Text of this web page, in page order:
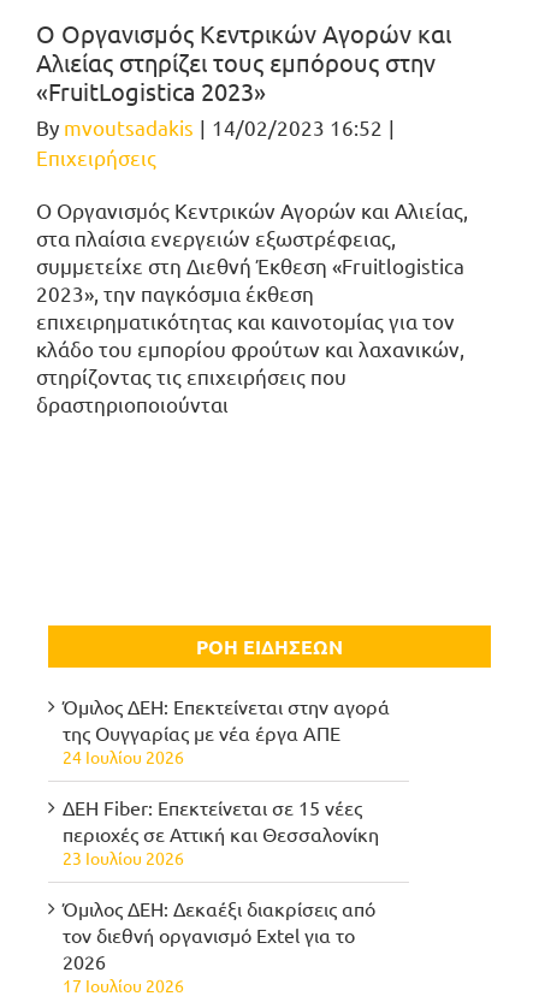
Ο Οργανισμός Κεντρικών Αγορών και
Αλιείας στηρίζει τους εμπόρους στην
«FruitLogistica 2023»
By mvoutsadakis | 14/02/2023 16:52 |
Επιχειρήσεις
Ο Οργανισμός Κεντρικών Αγορών και Αλιείας,
στα πλαίσια ενεργειών εξωστρέφειας,
συμμετείχε στη Διεθνή Έκθεση «Fruitlogistica
2023», την παγκόσμια έκθεση
επιχειρηματικότητας και καινοτομίας για τον
κλάδο του εμπορίου φρούτων και λαχανικών,
στηρίζοντας τις επιχειρήσεις που
δραστηριοποιούνται
ΡΟΗ ΕΙΔΗΣΕΩΝ
Όμιλος ΔΕΗ: Επεκτείνεται στην αγορά
της Ουγγαρίας με νέα έργα ΑΠΕ
24 Ιουλίου 2026
ΔΕΗ Fiber: Επεκτείνεται σε 15 νέες
περιοχές σε Αττική και Θεσσαλονίκη
23 Ιουλίου 2026
Όμιλος ΔΕΗ: Δεκαέξι διακρίσεις από
τον διεθνή οργανισμό Extel για το
2026
17 Ιουλίου 2026